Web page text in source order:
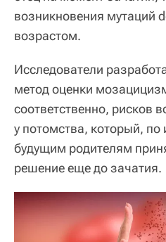
возникновения мутаций
возрастом.
Исследователи
метод оценки
соответственно, рисков
у потомства, который,
будущим родителям
решение еще до зачатия.